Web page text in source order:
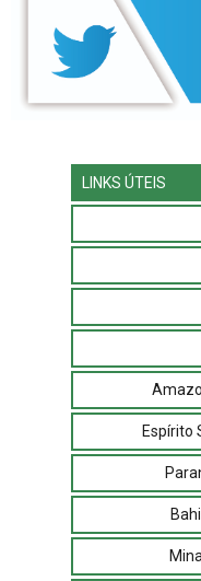
LINKS ÚTEIS
Espírito